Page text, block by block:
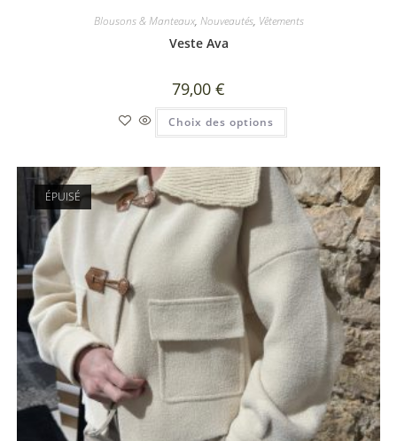
Blousons & Manteaux, Nouveautés, Vêtements
Veste Ava
79,00 €
Choix des options
ÉPUISÉ